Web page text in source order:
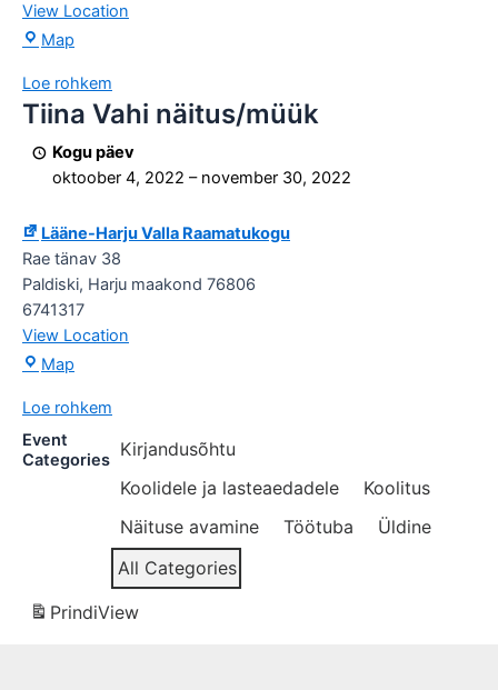
View Location
Map
Valla
Raamatukogu
Loe rohkem
Tiina
näitus/müük
Tiina Vahi näitus/müük
Kogu päev
oktoober 4, 2022 – november 30, 2022
Lääne-Harju Valla Raamatukogu
Rae tänav 38
Paldiski, Harju maakond 76806
6741317
View Location
Map
Valla
Raamatukogu
Loe rohkem
Event
Categories Kirjandusõhtu
Koolidele ja lasteaedadele
Koolitus
Näituse avamine
Töötuba
Üldine
All Categories
PrindiView